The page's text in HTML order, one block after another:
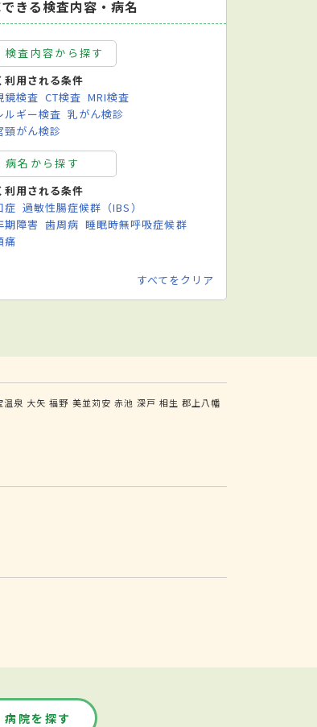
きる検査内容・病名
検査内容から探す
利用される条件
鏡検査 CT検査 MRI検査
ルギー検査 乳がん検診
頸がん検診
病名から探す
利用される条件
症 過敏性腸症候群（IBS）
期障害 歯周病 睡眠時無呼吸症候群
痛
すべてをクリア
温泉 大矢 福野 美並苅安 赤池 深戸 相生 郡上八幡
院を探す